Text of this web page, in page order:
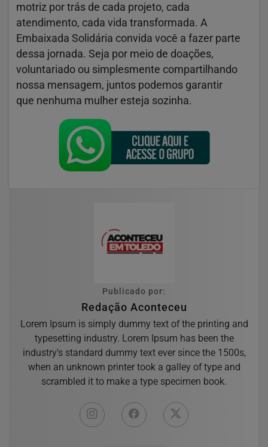
motriz por trás de cada projeto, cada
atendimento, cada vida transformada. A
Embaixada Solidária convida você a fazer parte
dessa jornada. Seja por meio de doações,
voluntariado ou simplesmente compartilhando
nossa mensagem, juntos podemos garantir
que nenhuma mulher esteja sozinha.
Publicado por:
Redação Aconteceu
Lorem Ipsum is simply dummy text of the printing and
typesetting industry. Lorem Ipsum has been the
industry's standard dummy text ever since the 1500s,
when an unknown printer took a galley of type and
scrambled it to make a type specimen book.